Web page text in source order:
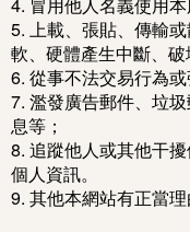
5. 上載、張貼、傳輸
軟、硬體產生中斷、
6. 從事不法交易行為
7. 濫發廣告郵件、垃
息等；
8. 追蹤他人或其他干
個人資訊。
9. 其他本網站有正當理